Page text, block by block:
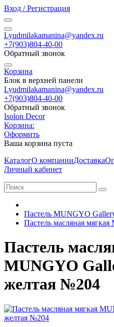
Вход / Регистрация
Lyudmilakamanina@yandex.ru
+7(903)804-40-00
Обратный звонок
Корзина
Блок в верхней панели
Lyudmilakamanina@yandex.ru
+7(903)804-40-00
Обратный звонок
Isolon Decor
Корзина:
Оформить
Ваша корзина пуста
КаталогО компанииДоставка
Личный кабинет
Пастель MUNGYO
Пастель масляная
Пастель
MUNGYO
желтая №204